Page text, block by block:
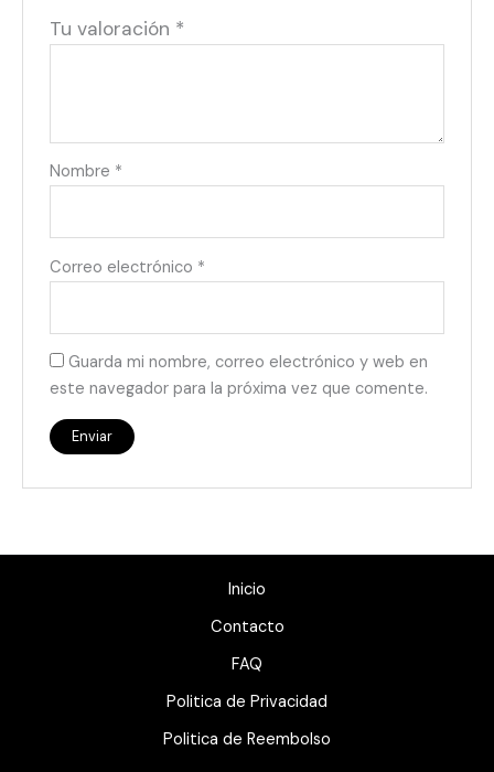
Tu valoración *
Nombre *
Correo electrónico *
Guarda mi nombre, correo electrónico y web en
este navegador para la próxima vez que comente.
Inicio
Contacto
FAQ
Politica de Privacidad
Politica de Reembolso